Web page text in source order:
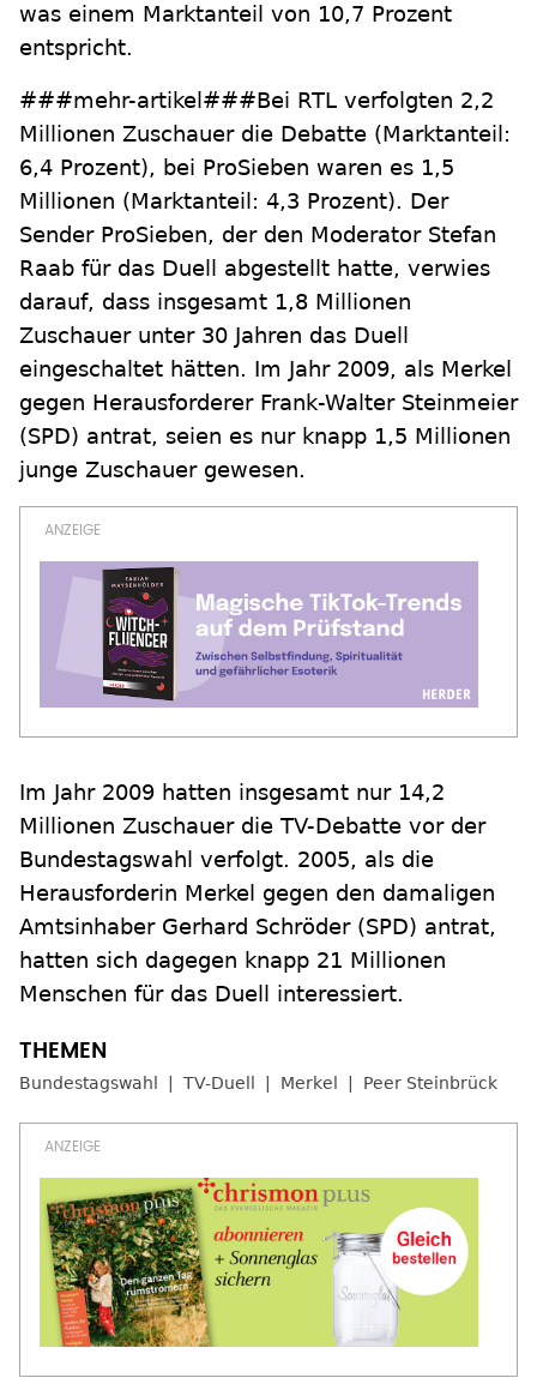
was einem Marktanteil von 10,7 Prozent
entspricht.
###mehr-artikel###Bei RTL verfolgten 2,2
Millionen Zuschauer die Debatte (Marktanteil:
6,4 Prozent), bei ProSieben waren es 1,5
Millionen (Marktanteil: 4,3 Prozent). Der
Sender ProSieben, der den Moderator Stefan
Raab für das Duell abgestellt hatte, verwies
darauf, dass insgesamt 1,8 Millionen
Zuschauer unter 30 Jahren das Duell
eingeschaltet hätten. Im Jahr 2009, als Merkel
gegen Herausforderer Frank-Walter Steinmeier
(SPD) antrat, seien es nur knapp 1,5 Millionen
junge Zuschauer gewesen.
Im Jahr 2009 hatten insgesamt nur 14,2
Millionen Zuschauer die TV-Debatte vor der
Bundestagswahl verfolgt. 2005, als die
Herausforderin Merkel gegen den damaligen
Amtsinhaber Gerhard Schröder (SPD) antrat,
hatten sich dagegen knapp 21 Millionen
Menschen für das Duell interessiert.
Bundestagswahl TV-Duell Merkel Peer Steinbrück